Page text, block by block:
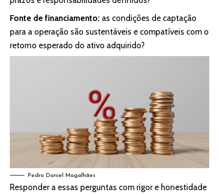
Fonte de financiamento: as condições de captação
para a operação são sustentáveis e compatíveis com o
retorno esperado do ativo adquirido?
Pedro Daniel Magalhães
Responder a essas perguntas com rigor e honestidade